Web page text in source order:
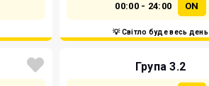
00:00 - 24:00 ON
💡 Світло буде весь день
Група 3.2